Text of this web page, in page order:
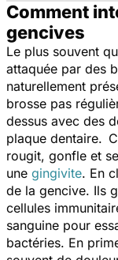
Comment
gencives
Le plus souvent
attaquée par des
naturellement
brosse pas
dessus avec des
plaque dentaire.
rougit, gonfle et
une gingivite. En
de la gencive. Ils
cellules
sanguine pour
bactéries. En